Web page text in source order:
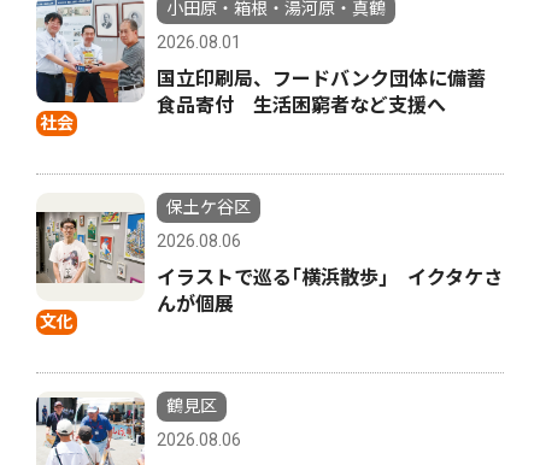
社会
小田原・箱根・湯河原・真鶴
2026.08.01
国立印刷局、フードバンク団体に備蓄
食品寄付 生活困窮者など支援へ
文化
保土ケ谷区
2026.08.06
イラストで巡る｢横浜散歩｣ イクタケさ
んが個展
鶴見区
2026.08.06